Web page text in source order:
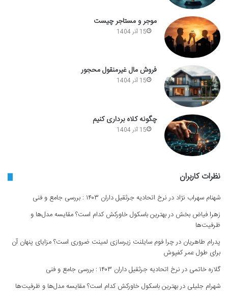
موجر و مستاجر چیست
15 آذر 1404
فروش مال غیرمنقول محجور
15 آذر 1404
چگونه کلاه برداری کنیم
15 آذر 1404
نظرات کاربران
شهنام سهراب نژاد درنرخ اتحادیه جرثقیل داران ۱۴۰۳ : بررسی جامع و فنی
زهرا فیاض بخش دربهترین باسکول خاورکش کدام است؟ مقایسه مدل‌ها و
ظرفیت‌ها
پدرام طاهریان درچرا فوم سایلنت زیرسازی لمینت ضروری است؟ مزایای پنهان آن
برای طول عمر کفپوش
گلاره خاتمی درنرخ اتحادیه جرثقیل داران ۱۴۰۳ : بررسی جامع و فنی
شهرام جلیلی دربهترین باسکول خاورکش کدام است؟ مقایسه مدل‌ها و ظرفیت‌ها